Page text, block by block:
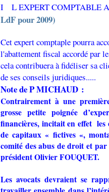
I L EXPERT COMPTABLE
LdF pour 2009)
Cet expert comptaple pourra
l'abattement fiscal accordé par
cela contribuera à fidéliser sa
de ses conseils juridiques.....
Note de P MICHAUD :
Contrairement à une
grosse petite poignée
financières, incitait en effet les
de capitaux « fictives «,
comité des abus de droit et par
président Olivier FOUQUET.
Les avocats devraient se